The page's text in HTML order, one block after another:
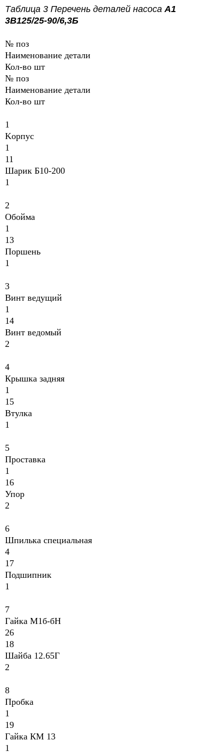
Таблица 3 Перечень деталей насоса А1
3В125/25-90/6,3Б
№ поз
Наименование детали
Кол-во шт
№ поз
Наименование детали
Кол-во шт
1
Kopпyc
1
11
Шарик Б10-200
1
2
Обойма
1
13
Поршень
1
3
Винт ведущий
1
14
Винт ведомый
2
4
Крышка задняя
1
15
Втулка
1
5
Проставка
1
16
Упop
2
6
Шпилька специальная
4
17
Подшипник
1
7
Гайка М1б-бН
26
18
Шайба 12.65Г
2
8
Пробка
1
19
Гайка КМ 13
1